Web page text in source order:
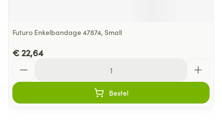
Futuro Enkelbandage 47874, Small
€ 22,64
Bestel